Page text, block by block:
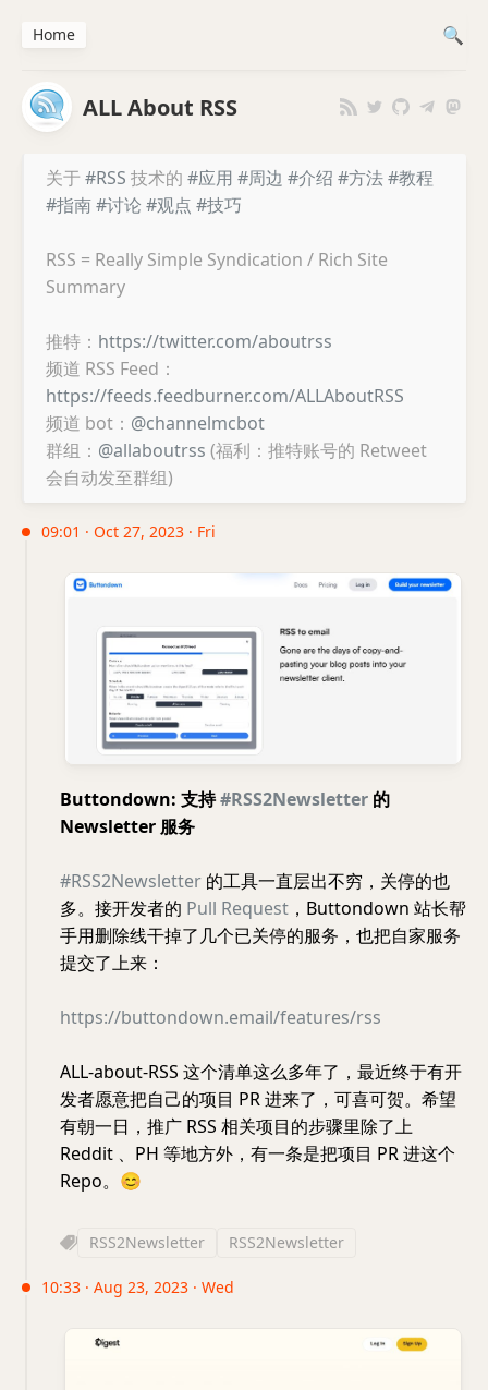
ALL About RSS
关于 #RSS 技术的 #应用 #周边 #介绍 #方法#教程
#指南#讨论 #观点 #技巧
RSS = Really Simple Syndication / Rich Site
Summary
推特： https://twitter.com/aboutrss
频道 RSS Feed：
https://feeds.feedburner.com/ALLAboutRSS
频道 bot： @channelmcbot
群组： @allaboutrss (福利：推特账号的 Retweet
会自动发至群组)
09:01 · Oct 27, 2023 · Fri
Buttondown: 支持#RSS2Newsletter 的
Newsletter 服务
#RSS2Newsletter 的工具一直层出不穷，关停的也
多。接开发者的 Pull Request ，Buttondown 站长帮
手用删除线干掉了几个已关停的服务，也把自家服务
提交了上来：
https://buttondown.email/features/rss
ALL-about-RSS 这个清单这么多年了，最近终于有开
发者愿意把自己的项目 PR 进来了，可喜可贺。希望
有朝一日，推广 RSS 相关项目的步骤里除了上
Reddit 、PH 等地方外，有一条是把项目 PR 进这个
Repo。 😊
RSS2Newsletter RSS2Newsletter
10:33 · Aug 23, 2023 · Wed
Home